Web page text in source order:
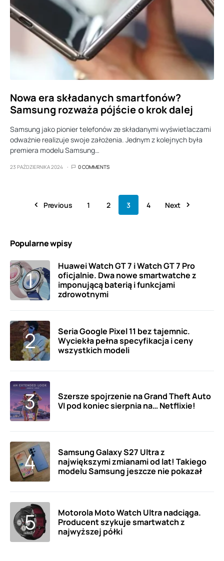
Nowa era składanych smartfonów?
Samsung rozważa pójście o krok dalej
Samsung jako pionier telefonów ze składanymi wyświetlaczami
odważnie realizuje swoje założenia. Jednym z kolejnych była
premiera modelu Samsung…
23 PAŹDZIERNIKA 2024 0 COMMENTS
Previous 1 2 3 4 Next
Popularne wpisy
Huawei Watch GT 7 i Watch GT 7 Pro
oficjalnie. Dwa nowe smartwatche z
imponującą baterią i funkcjami
zdrowotnymi
Seria Google Pixel 11 bez tajemnic.
Wyciekła pełna specyfikacja i ceny
wszystkich modeli
Szersze spojrzenie na Grand Theft Auto
VI pod koniec sierpnia na… Netflixie!
Samsung Galaxy S27 Ultra z
największymi zmianami od lat! Takiego
modelu Samsung jeszcze nie pokazał
Motorola Moto Watch Ultra nadciąga.
Producent szykuje smartwatch z
najwyższej półki